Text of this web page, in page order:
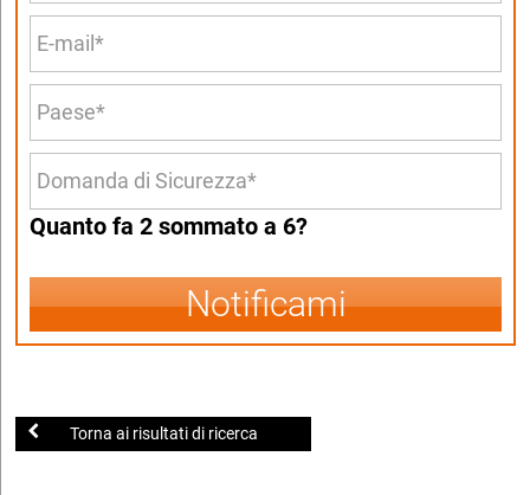
Quanto fa 2 sommato a 6?
Notificami
Torna ai risultati di ricerca